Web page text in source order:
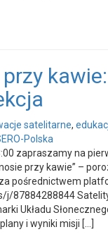
kawie:
satelitarne,
Polska
zapraszamy na
przy kawie” –
pośrednictwem
87884288844
Układu
i wyniki misji […]